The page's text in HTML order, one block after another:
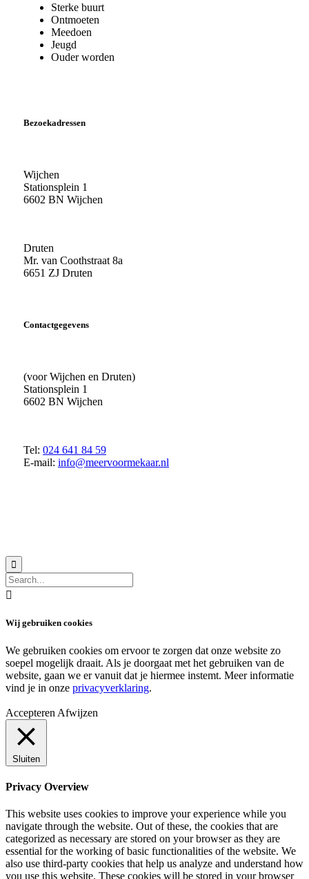
Sterke buurt
Ontmoeten
Meedoen
Jeugd
Ouder worden
Bezoekadressen
Wijchen
Stationsplein 1
6602 BN Wijchen
Druten
Mr. van Coothstraat 8a
6651 ZJ Druten
Contactgegevens
(voor Wijchen en Druten)
Stationsplein 1
6602 BN Wijchen
Tel: 024 641 84 59
E-mail: info@meervoormekaar.nl


Wij gebruiken cookies
We gebruiken cookies om ervoor te zorgen dat onze website zo
soepel mogelijk draait. Als je doorgaat met het gebruiken van de
website, gaan we er vanuit dat je hiermee instemt. Meer informatie
vind je in onze privacyverklaring.
Accepteren Afwijzen
Sluiten
Privacy Overview
This website uses cookies to improve your experience while you
navigate through the website. Out of these, the cookies that are
categorized as necessary are stored on your browser as they are
essential for the working of basic functionalities of the website. We
also use third-party cookies that help us analyze and understand how
you use this website. These cookies will be stored in your browser